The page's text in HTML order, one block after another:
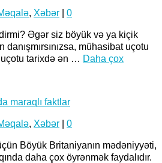
, Xəbər 0
Əgər siz böyük və ya kiçik
danışmırsınızsa, mühasibat uçotu
tarixdə ən … Daha çox
maraqlı faktlar
, Xəbər 0
Böyük Britaniyanın mədəniyyəti,
daha çox öyrənmək faydalıdır.